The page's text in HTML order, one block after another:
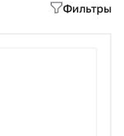
Фильтры